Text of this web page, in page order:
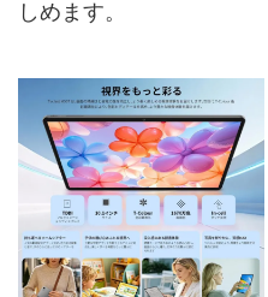
無線投影、
センサー ホールセン
ポート
USB Type-
microSDカ
本体素材 メタルボディ
しめます。